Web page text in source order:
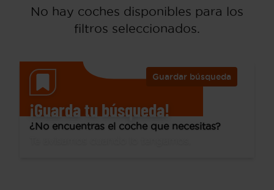
No hay coches disponibles para los
filtros seleccionados.
Guardar búsqueda
¡Guarda tu búsqueda!
¿No encuentras el coche que necesitas?